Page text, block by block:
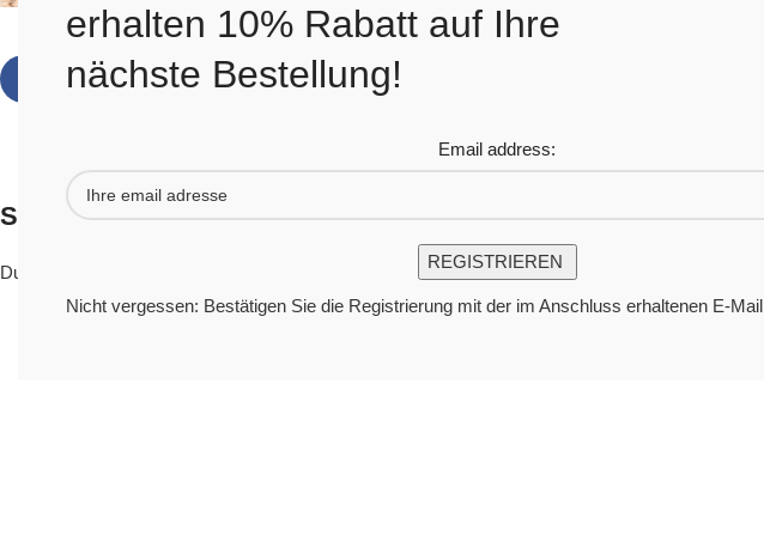
erhalten 10% Rabatt auf Ihre
nächste Bestellung!
Email address:
Nicht vergessen: Bestätigen Sie die Registrierung mit der im Anschluss erhaltenen E-Mail
Schreibe einen Kommentar
Du musst sein, um einen Kommentar abzugeben.